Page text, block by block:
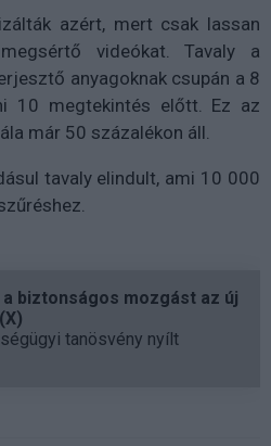
azért, mert csak lassan
videókat. Tavaly a
anyagoknak csupán a 8
10 megtekintés előtt. Ez az
már 50 százalékon áll.
tavaly elindult, ami 10 000
biztonságos mozgást az új
tanösvény nyílt